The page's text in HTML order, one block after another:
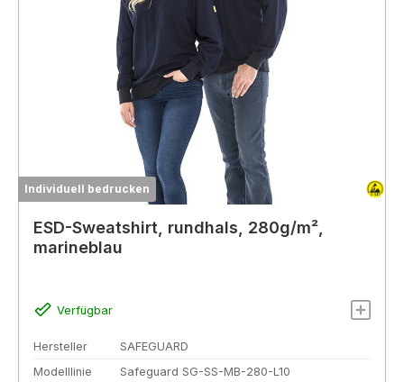
Individuell bedrucken
ESD-Sweatshirt, rundhals, 280g/m²,
marineblau
Verfügbar
Hersteller
SAFEGUARD
Modelllinie
Safeguard SG-SS-MB-280-L10